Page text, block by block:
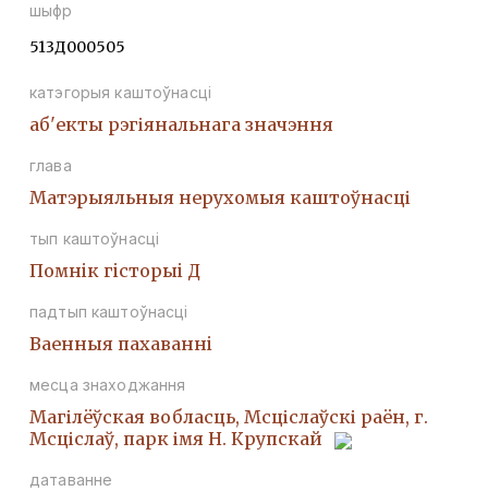
шыфр
513Д000505
катэгорыя каштоўнасці
аб'екты рэгіянальнага значэння
глава
Матэрыяльныя нерухомыя каштоўнасці
тып каштоўнасці
Помнiк гiсторыi Д
падтып каштоўнасці
Ваенныя пахаваннi
месца знаходжання
Магілёўская вобласць, Мсціслаўскі раён, г.
Мсціслаў, парк імя Н. Крупскай
датаванне